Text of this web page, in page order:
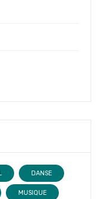
DANSE
MUSIQUE